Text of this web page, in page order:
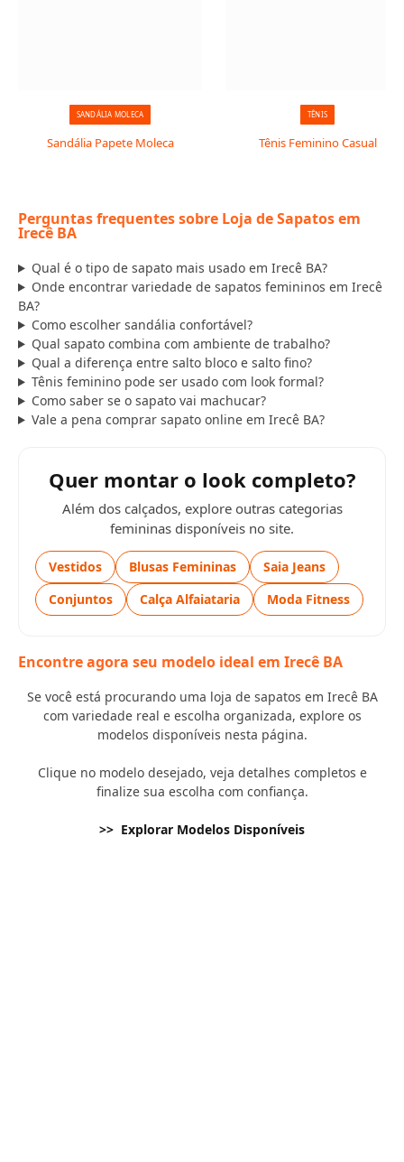
SANDÁLIA MOLECA
Sandália Papete Moleca
TÊNIS
Tênis Feminino Casual
Perguntas frequentes sobre Loja de Sapatos em
Irecê BA
Qual é o tipo de sapato mais usado em Irecê BA?
Onde encontrar variedade de sapatos femininos em Irecê
BA?
Como escolher sandália confortável?
Qual sapato combina com ambiente de trabalho?
Qual a diferença entre salto bloco e salto fino?
Tênis feminino pode ser usado com look formal?
Como saber se o sapato vai machucar?
Vale a pena comprar sapato online em Irecê BA?
Quer montar o look completo?
Além dos calçados, explore outras categorias
femininas disponíveis no site.
Vestidos Blusas Femininas
Saia Jeans
Conjuntos
Calça Alfaiataria Moda Fitness
Encontre agora seu modelo ideal em Irecê BA
Se você está procurando uma loja de sapatos em Irecê BA
com variedade real e escolha organizada, explore os
modelos disponíveis nesta página.
Clique no modelo desejado, veja detalhes completos e
finalize sua escolha com confiança.
>> Explorar Modelos Disponíveis